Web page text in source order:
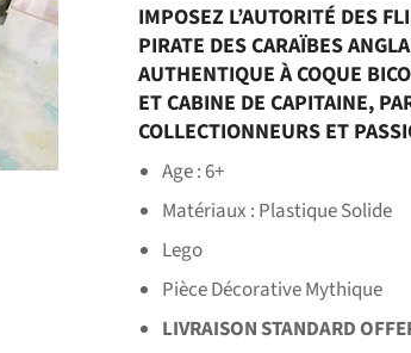
IMPOSEZ L’AUTORITÉ DES
PIRATE DES CARAÏBES
AUTHENTIQUE À COQUE
ET CABINE DE CAPITAINE,
COLLECTIONNEURS ET
Age : 6+
Matériaux : Plastique Solide
Lego
Pièce Décorative Mythique
LIVRAISON STANDARD